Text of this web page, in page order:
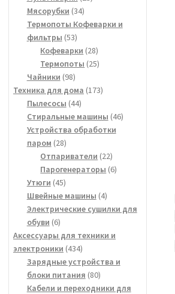
Мясорубки 3434
товара
Термопоты Кофеварки и
фильтры 5353
товара
Кофеварки 2828
товаров
Термопоты 2525
Чайники 9898
товаров
Техника для дома 173173
Пылесосы 4444
товара
Стиральные машины 4646
Устройства обработки
паром 2828
товаров
Отпариватели 2222
товара
Парогенераторы 66
Утюги 4545
товаров
Швейные машины 44
товара
Электрические сушилки для
обуви 66
товаров
Аксессуары для техники и
электроники 434434
товара
Зарядные устройства и
блоки питания 8080
товаров
Кабели и переходники для